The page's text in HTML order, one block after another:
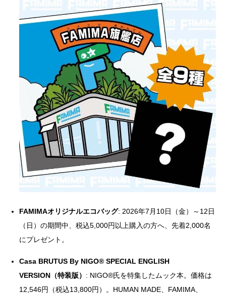
FAMIMAオリジナルエコバッグ: 2026年7月10日（金）～12日
（日）の期間中、税込5,000円以上購入の方へ、先着2,000名
にプレゼント。
Casa BRUTUS By NIGO® SPECIAL ENGLISH
VERSION（特装版） : NIGO®氏を特集したムック本。価格は
12,546円（税込13,800円）。HUMAN MADE、FAMIMA、